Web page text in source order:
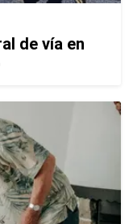
de vía en